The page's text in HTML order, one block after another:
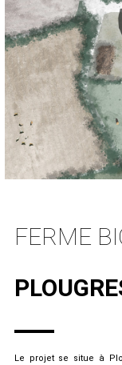
FERME
Le projet se situe à